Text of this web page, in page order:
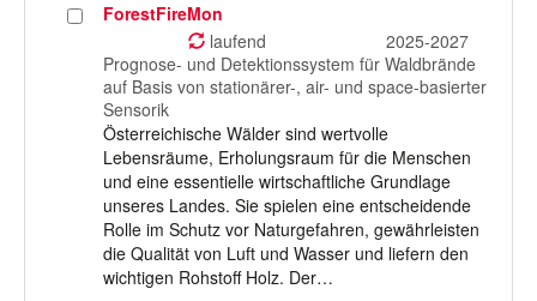
ProjektForestFireMon
laufend
2025-2027
Prognose- und Detektionssystem für Waldbrände
auf Basis von stationärer-, air- und space-basierter
Sensorik
Österreichische Wälder sind wertvolle
Lebensräume, Erholungsraum für die Menschen
und eine essentielle wirtschaftliche Grundlage
unseres Landes. Sie spielen eine entscheidende
Rolle im Schutz vor Naturgefahren, gewährleisten
die Qualität von Luft und Wasser und liefern den
wichtigen Rohstoff Holz. Der…